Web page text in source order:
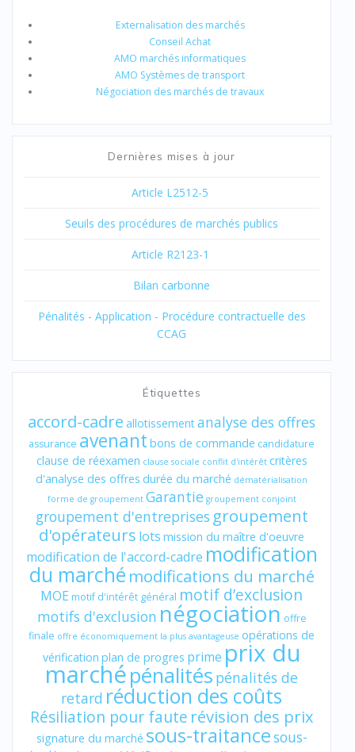
Externalisation des marchés
Conseil Achat
AMO marchés informatiques
AMO Systèmes de transport
Négociation des marchés de travaux
Dernières mises à jour
Article L2512-5
Seuils des procédures de marchés publics
Article R2123-1
Bilan carbonne
Pénalités - Application - Procédure contractuelle des
CCAG
Étiquettes
accord-cadre allotissementanalyse des offres
assurance avenant bons de commande candidature
clause de réexamen clause sociale conflit d'intérêt critères
d'analyse des offres durée du marché dématérialisation
forme de groupement Garantie groupement conjoint
groupement d'entreprises groupement
d'opérateurs lots mission du maître d'oeuvre
modification de l'accord-cadre modification
du marché modifications du marché
MOE motif d'intérêt général motif d’exclusion
motifs d'exclusion négociation offre
finale offre économiquement la plus avantageuse opérations de
vérification plan de progres prime prix du
marchépénalités pénalités de
retard réduction des coûts
Résiliation pour faute révision des prix
signature du marché sous-traitancesous-